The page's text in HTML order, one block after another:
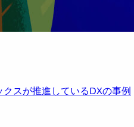
スが推進しているDXの事例